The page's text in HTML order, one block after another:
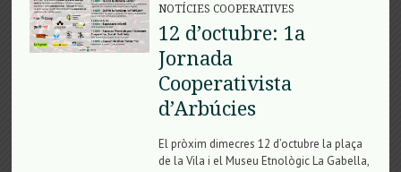
NOTÍCIES COOPERATIVES
12 d’octubre: 1a
Jornada
Cooperativista
d’Arbúcies
El pròxim dimecres 12 d’octubre la plaça
de la Vila i el Museu Etnològic La Gabella,